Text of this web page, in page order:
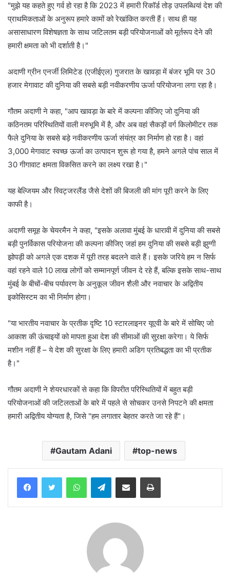
"मुझे यह कहते हुए गर्व हो रहा है कि 2023 में हमारी रिकॉर्ड तोड़ उपलब्धियां देश की
प्राथमिकताओं के अनुरूप हमारे कामों को रेखांकित करती हैं। साथ ही यह
असासाधारण विशेषज्ञता के साथ जटिलतम बड़ी परियोजनाओं को मूर्तरूप देने की
हमारी क्षमता को भी दर्शाती है।"
अदाणी ग्रीन एनर्जी लिमिटेड (एजीईएल) गुजरात के खावड़ा में बंजर भूमि पर 30
हजार मेगावाट की दुनिया की सबसे बड़ी नवीकरणीय ऊर्जा परियोजना लगा रहा है।
गौतम अदाणी ने कहा, "आप खावड़ा के बारे में कल्पना कीजिए जो दुनिया की
कठिनतम परिस्थितियों वाली मरुभूमि में है, और अब वहां सैकड़ों वर्ग किलोमीटर तक
फैले दुनिया के सबसे बड़े नवीकरणीय ऊर्जा संयंत्र का निर्माण हो रहा है। वहां
3,000 मेगावाट स्वच्छ ऊर्जा का उत्पादन शुरू हो गया है, हमने अगले पांच साल में
30 गीगावाट क्षमता विकसित करने का लक्ष्य रखा है।"
यह बेल्जियम और स्विट्जरलैंड जैसे देशों की बिजली की मांग पूरी करने के लिए
काफी है।
अदाणी समूह के चेयरमैन ने कहा, "इसके अलावा मुंबई के धारावी में दुनिया की सबसे
बड़ी पुनर्विकास परियोजना की कल्पना कीजिए जहां हम दुनिया की सबसे बड़ी झुग्गी
झोपड़ी को अगले एक दशक में पूरी तरह बदलने वाले हैं। इसके जरिये हम न सिर्फ
वहां रहने वाले 10 लाख लोगों को सम्मानपूर्ण जीवन दे रहे हैं, बल्कि इसके साथ-साथ
मुंबई के बीचों-बीच पर्यावरण के अनुकूल जीवन शैली और नवाचार के अद्वितीय
इकोसिस्टम का भी निर्माण होगा।
"या भारतीय नवाचार के प्रतीक दृष्टि 10 स्टारलाइनर यूएवी के बारे में सोचिए जो
आकाश की ऊंचाइयों को मापता हुआ देश की सीमाओं की सुऱक्षा करेगा। ये सिर्फ
मशीन नहीं हैं – ये देश की सुरक्षा के लिए हमारी अडिग प्रतिबद्धता का भी प्रतीक
है।"
गौतम अदाणी ने शेयरधारकों से कहा कि विपरीत परिस्थितियों में बहुत बड़ी
परियोजनाओं की जटिलताओं के बारे में पहले से सोचकर उनसे निपटने की क्षमता
हमारी अद्वितीय योग्यता है, जिसे "हम लगातार बेहतर करते जा रहे हैं"।
Gautam Adani top-news
WhatsAppTelegramShare via Email Print